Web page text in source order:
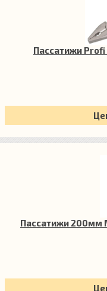
Пассатижи
Пассатижи 200мм